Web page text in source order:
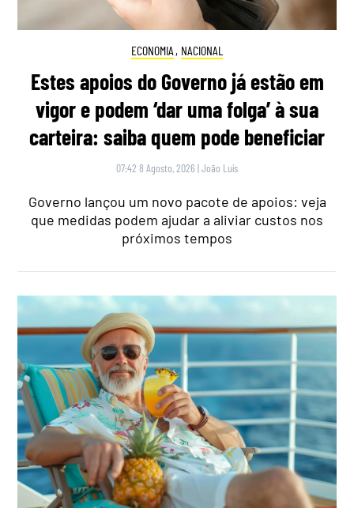
ECONOMIA , NACIONAL
Estes apoios do Governo já estão em
vigor e podem ‘dar uma folga’ à sua
carteira: saiba quem pode beneficiar
07:42 8 Agosto, 2026 |João Luís
Governo lançou um novo pacote de apoios: veja
que medidas podem ajudar a aliviar custos nos
próximos tempos